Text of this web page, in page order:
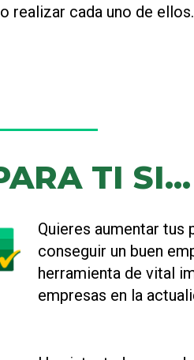
realizar cada uno de ellos.
TI SI...
Quieres aumentar tus
conseguir un buen
herramienta de vital
empresas en la